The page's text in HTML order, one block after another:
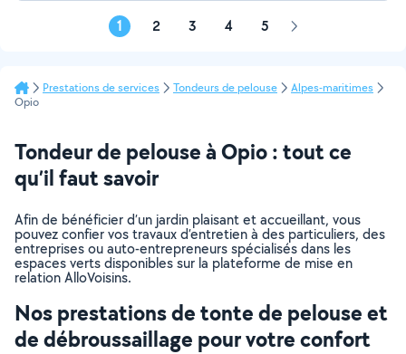
1 2 3 4 5 Page
Prestations de services Tondeurs de pelouse
Alpes-maritimes
Opio
Tondeur de pelouse à Opio : tout ce
qu’il faut savoir
Afin de bénéficier d’un jardin plaisant et accueillant, vous
pouvez confier vos travaux d’entretien à des particuliers, des
entreprises ou auto-entrepreneurs spécialisés dans les
espaces verts disponibles sur la plateforme de mise en
relation AlloVoisins.
Nos prestations de tonte de pelouse et
de débroussaillage pour votre confort